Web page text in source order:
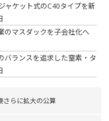
ャケット式のC40タイプを新
のマスダックを子会社化へ
バランスを追求した窒素・タ
さらに拡大の公算